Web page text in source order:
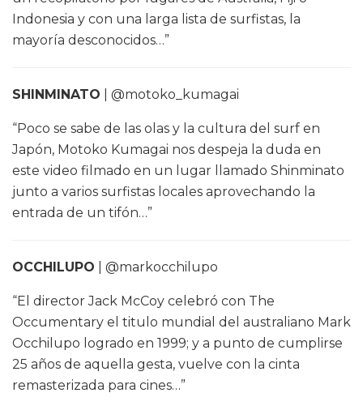
Indonesia y con una larga lista de surfistas, la
mayoría desconocidos…”
SHINMINATO | @motoko_kumagai
“Poco se sabe de las olas y la cultura del surf en
Japón, Motoko Kumagai nos despeja la duda en
este video filmado en un lugar llamado Shinminato
junto a varios surfistas locales aprovechando la
entrada de un tifón…”
OCCHILUPO | @markocchilupo
“El director Jack McCoy celebró con The
Occumentary el titulo mundial del australiano Mark
Occhilupo logrado en 1999; y a punto de cumplirse
25 años de aquella gesta, vuelve con la cinta
remasterizada para cines…”